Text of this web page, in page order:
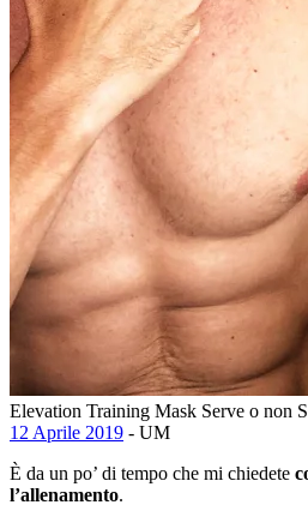
Elevation Training Mask Serve o non
12 Aprile 2019 - UM
È da un po’ di tempo che mi chiedete
l’allenamento.